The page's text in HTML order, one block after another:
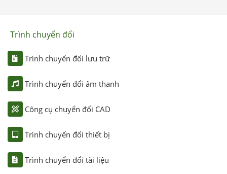
Trình chuyển đổi
Trình chuyển đổi lưu trữ
Trình chuyển đổi âm thanh
Công cụ chuyển đổi CAD
Trình chuyển đổi thiết bị
Trình chuyển đổi tài liệu